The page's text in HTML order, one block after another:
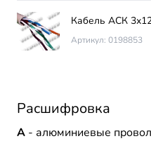
Кабель АСК
Артикул: 0198853
Расшифровка
А - алюминиевые